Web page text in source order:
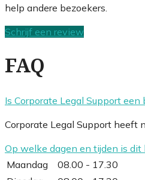
help andere bezoekers.
Schrijf een review
FAQ
Is Corporate Legal Support
Corporate Legal Support heeft
Op welke dagen en tijden is dit
Maandag
08.00 - 17.30